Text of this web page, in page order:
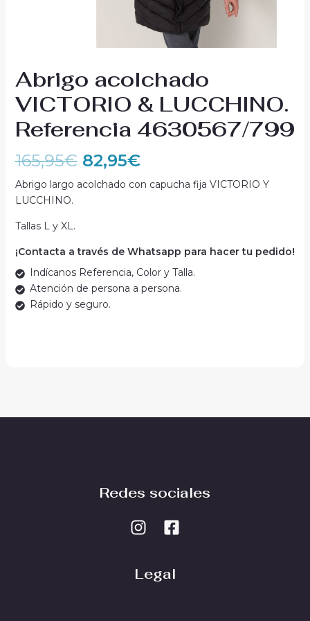
Abrigo acolchado
VICTORIO & LUCCHINO.
Referencia 4630567/799
165,95€ 82,95€
Abrigo largo acolchado con capucha fija VICTORIO Y
LUCCHINO.
Tallas L y XL.
¡Contacta a través de Whatsapp para hacer tu pedido!
Indícanos Referencia, Color y Talla.
Atención de persona a persona.
Rápido y seguro.
Redes sociales
Legal